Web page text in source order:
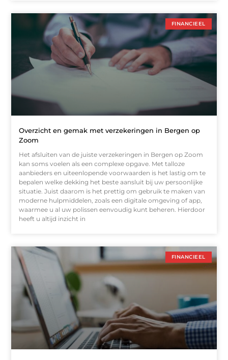
FINANCIEEL
Overzicht en gemak met verzekeringen in Bergen op
Zoom
Het afsluiten van de juiste verzekeringen in Bergen op Zoom
kan soms voelen als een complexe opgave. Met talloze
aanbieders en uiteenlopende voorwaarden is het lastig om te
bepalen welke dekking het beste aansluit bij uw persoonlijke
situatie. Juist daarom is het prettig om gebruik te maken van
moderne hulpmiddelen, zoals een digitale omgeving of app,
waarmee u al uw polissen eenvoudig kunt beheren. Hierdoor
heeft u altijd inzicht in
FINANCIEEL